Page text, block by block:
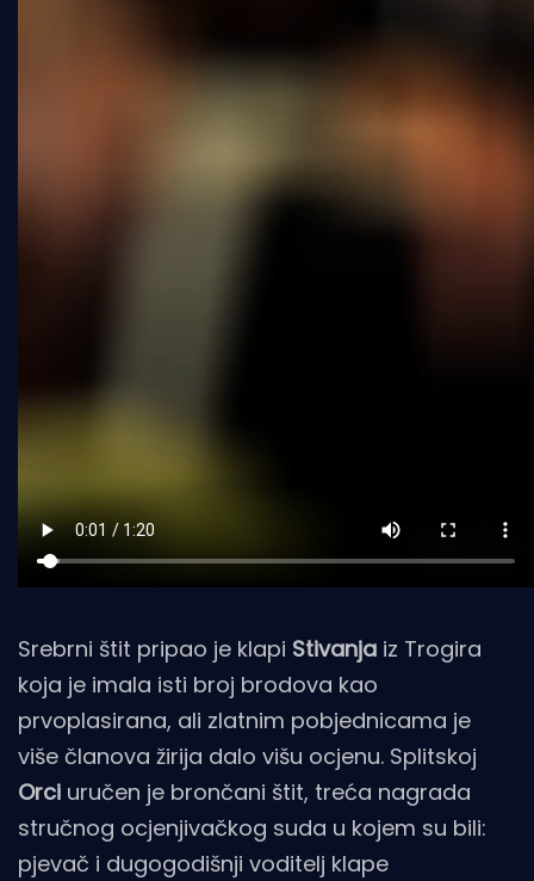
Srebrni štit pripao je klapi Stivanja iz Trogira
koja je imala isti broj brodova kao
prvoplasirana, ali zlatnim pobjednicama je
više članova žirija dalo višu ocjenu. Splitskoj
Orci uručen je brončani štit, treća nagrada
stručnog ocjenjivačkog suda u kojem su bili:
pjevač i dugogodišnji voditelj klape